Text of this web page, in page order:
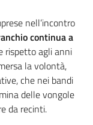
nell’incontro
continua a
rispetto agli anni
la volontà,
che nei bandi
delle vongole
da recinti.